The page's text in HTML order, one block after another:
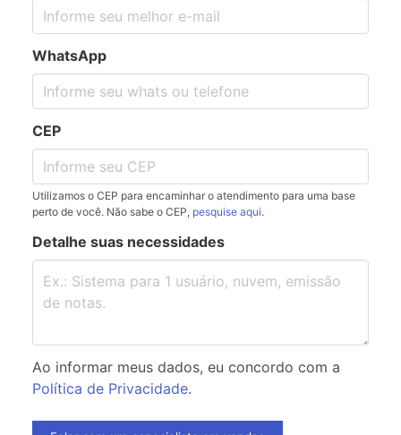
WhatsApp
CEP
Utilizamos o CEP para encaminhar o atendimento para uma base
perto de você. Não sabe o CEP, pesquise aqui.
Detalhe suas necessidades
Ao informar meus dados, eu concordo com a
Política de Privacidade.